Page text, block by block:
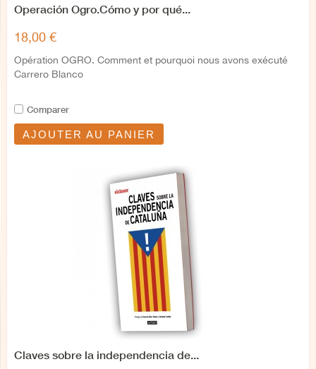
Operación Ogro.Cómo y por qué...
18,00 €
Opération OGRO. Comment et pourquoi nous avons exécuté
Carrero Blanco
Comparer
AJOUTER AU PANIER
Claves sobre la independencia de...